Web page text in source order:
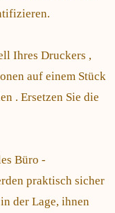
Ihres Druckers ,
auf einem Stück
. Ersetzen Sie die
Büro -
praktisch sicher
der Lage, ihnen